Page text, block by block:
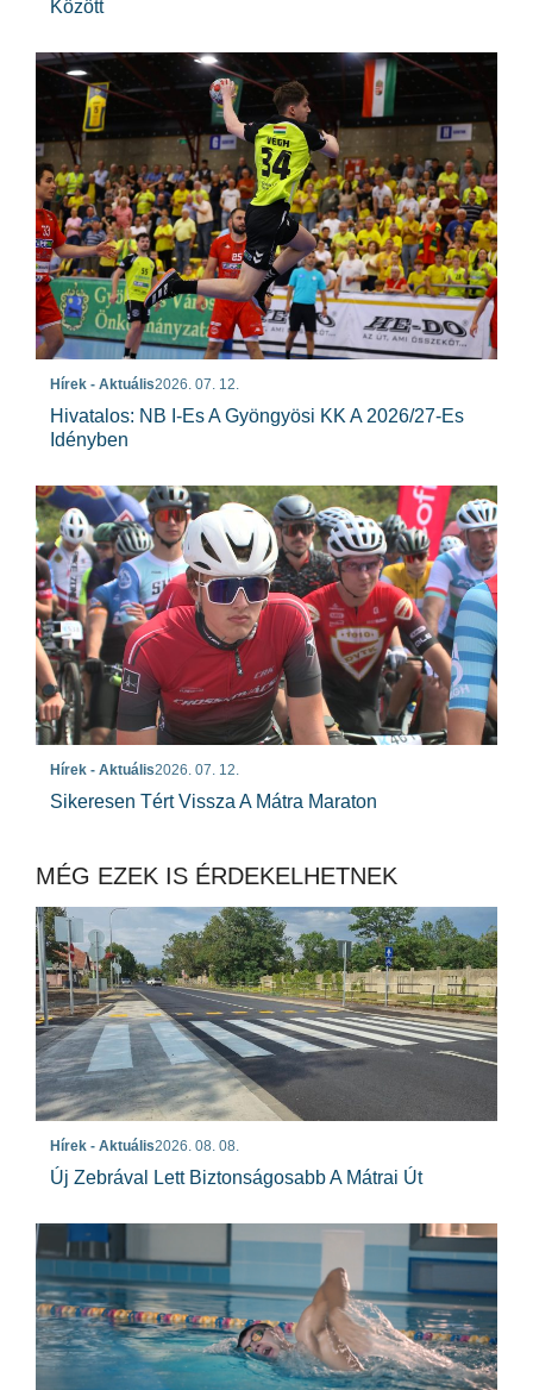
Között
Hírek - Aktuális2026. 07. 12.
Hivatalos: NB I-Es A Gyöngyösi KK A 2026/27-Es
Idényben
Hírek - Aktuális2026. 07. 12.
Sikeresen Tért Vissza A Mátra Maraton
MÉG EZEK IS ÉRDEKELHETNEK
Hírek - Aktuális2026. 08. 08.
Új Zebrával Lett Biztonságosabb A Mátrai Út